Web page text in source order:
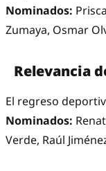
Nominados:
Zumaya, Osmar
Relevancia
El regreso
Nominados:
Verde, Raúl